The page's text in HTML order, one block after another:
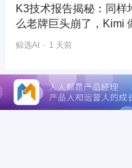
K3技术报告揭秘：同样
么老牌巨头崩了，Kimi
鲸选AI 1 天前
©2026